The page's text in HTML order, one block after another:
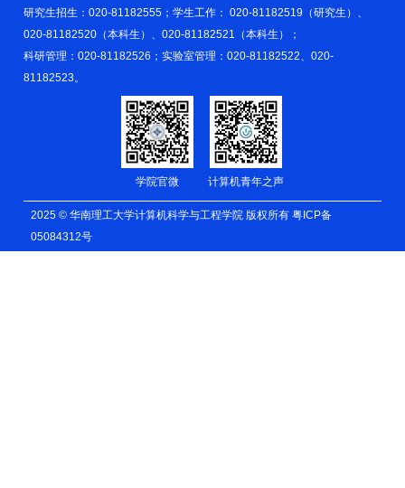
研究生招生：020-81182555；学生工作： 020-81182519（研究生）、
020-81182520（本科生）、020-81182521（本科生）；
科研管理：020-81182526；实验室管理：020-81182522、020-
81182523。
学院官微 计算机青年之声
2025 © 华南理工大学计算机科学与工程学院 版权所有 粤ICP备
05084312号